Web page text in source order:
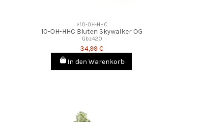
⚡10-OH-HHC
10-OH-HHC Blüten Skywalker OG
Gbz420
34,99 €
In den Warenkorb